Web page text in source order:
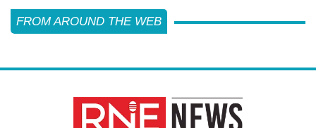
FROM AROUND THE WEB